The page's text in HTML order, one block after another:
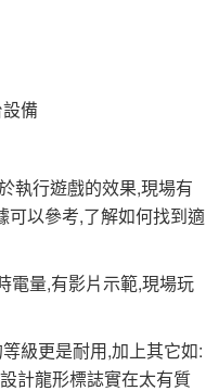
備
執行遊戲的效果,現場有
可以參考,了解如何找到適
電量,有影片示範,現場玩
級更是耐用,加上其它如:
計龍形標誌實在太有質